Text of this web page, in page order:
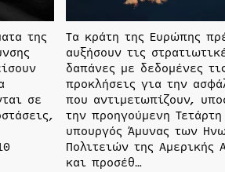
της
σε
Τα κράτη της Ευρώπης
αυξήσουν τις
δαπάνες με δεδομένες
προκλήσεις για την
που αντιμετωπίζουν,
την προηγούμενη
υπουργός Άμυνας των
Πολιτειών της Αμερικής
και προσέθ…